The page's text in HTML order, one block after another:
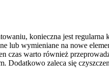
konieczna jest
lub wymieniane na nowe
czas warto również
Dodatkowo zaleca się